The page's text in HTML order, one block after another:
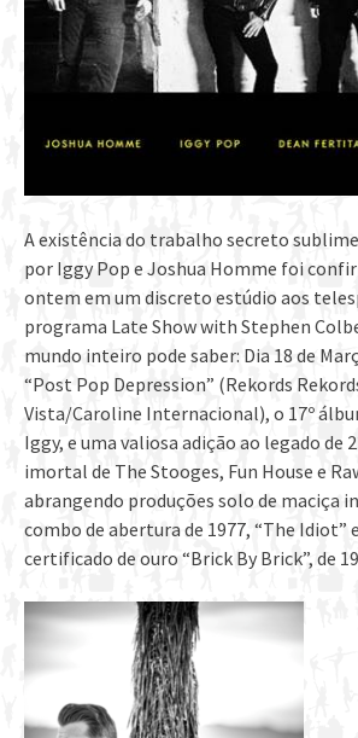
A existência do trabalho secreto
por Iggy Pop e Joshua Homme foi
ontem em um discreto estúdio aos
programa Late Show with Stephen
mundo inteiro pode saber: Dia 18 de
“Post Pop Depression” (Rekords
Vista/Caroline Internacional), o 17º
Iggy, e uma valiosa adição ao legado de
imortal de The Stooges, Fun House e
abrangendo produções solo de maciça
combo de abertura de 1977, “The Idiot”
certificado de ouro “Brick By Brick”, de